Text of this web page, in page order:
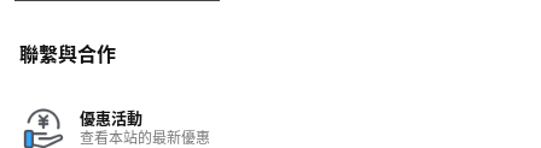
聯繫與合作
優惠活動
查看本站的最新優惠